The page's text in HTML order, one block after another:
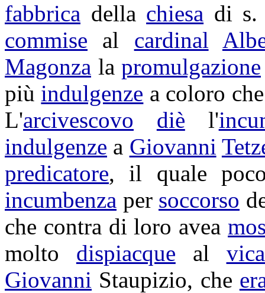
fabbrica della chiesa di
commise al cardinal
Magonza lapromulgazione
più indulgenze a coloro
L'arcivescovo diè l'
indulgenze a Giovanni
predicatore, il quale
incumbenza per soccorso
che contra di loro avea
molto dispiacque al
Giovanni Staupizio, che